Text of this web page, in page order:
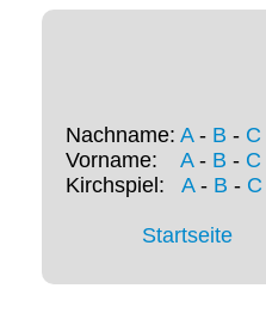
Nachname: A- B - C
Vorname: A- B - C
Kirchspiel: A- B - C
Startseite